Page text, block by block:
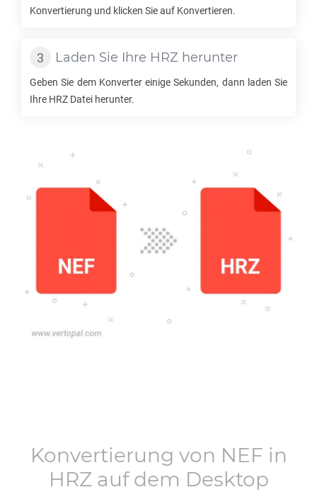
Konvertierung und klicken Sie auf Konvertieren.
Laden Sie Ihre HRZ herunter
Geben Sie dem Konverter einige Sekunden, dann laden Sie
Ihre HRZ Datei herunter.
Konvertierung von NEF in
HRZauf dem Desktop